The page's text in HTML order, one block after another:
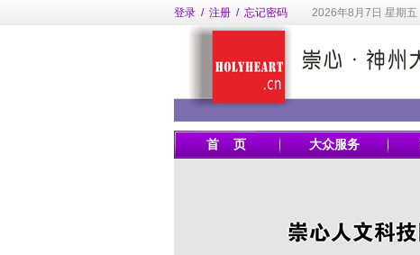
登录/ 注册/ 忘记密码 2026年8月7日 星期五
首 页 大众服务